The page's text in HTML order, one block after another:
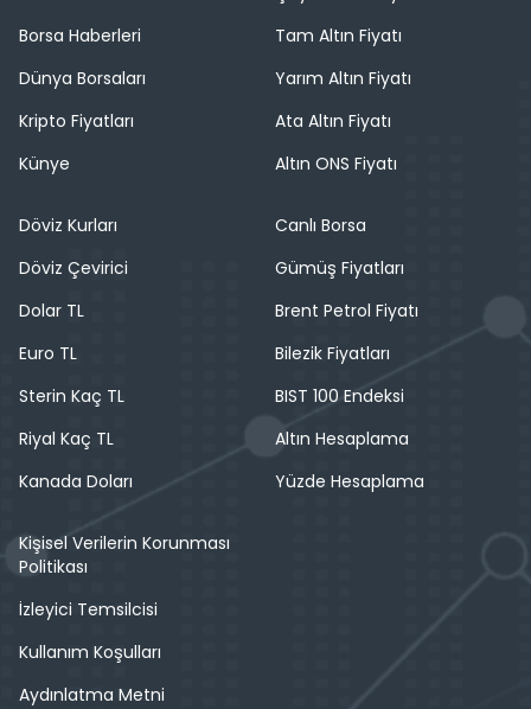
Borsa Haberleri
Dünya Borsaları
Kripto Fiyatları
Künye
Tam Altın Fiyatı
Yarım Altın Fiyatı
Ata Altın Fiyatı
Altın ONS Fiyatı
Döviz Kurları
Döviz Çevirici
Dolar TL
Euro TL
Sterin Kaç TL
Riyal Kaç TL
Kanada Doları
Canlı Borsa
Gümüş Fiyatları
Brent Petrol Fiyatı
Bilezik Fiyatları
BIST 100 Endeksi
Altın Hesaplama
Yüzde Hesaplama
Kişisel Verilerin Korunması
Politikası
İzleyici Temsilcisi
Kullanım Koşulları
Aydınlatma Metni